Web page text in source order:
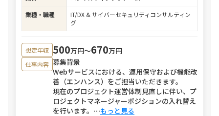
業種・職種
IT/DX & サイバーセキュリティコンサルティン
グ
想定年収 500万円〜670万円
仕事内容 募集背景
Webサービスにおける、運用保守および機能改
善（エンハンス）をご担当いただきます。
現在のプロジェクト運営体制見直しに伴い、プ
ロジェクトマネージャーポジションの入れ替え
を行います。 ⋯もっと見る